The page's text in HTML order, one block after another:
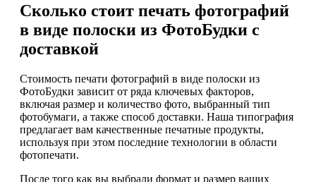
Сколько стоит печать фотографий
в виде полоски из ФотоБудки с
доставкой
Стоимость печати фотографий в виде полоски из
ФотоБудки зависит от ряда ключевых факторов,
включая размер и количество фото, выбранный тип
фотобумаги, а также способ доставки. Наша типография
предлагает вам качественные печатные продукты,
используя при этом последние технологии в области
фотопечати.
После того как вы выбрали формат и размер ваших